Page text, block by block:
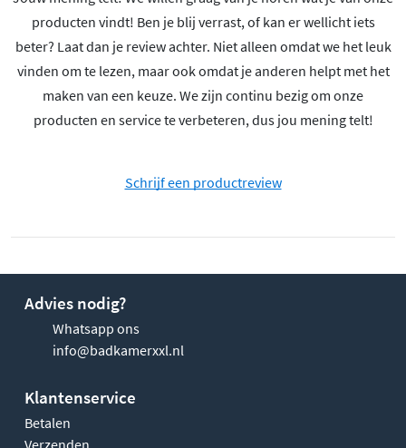
producten vindt! Ben je blij verrast, of kan er wellicht iets
beter? Laat dan je review achter. Niet alleen omdat we het leuk
vinden om te lezen, maar ook omdat je anderen helpt met het
maken van een keuze. We zijn continu bezig om onze
producten en service te verbeteren, dus jou mening telt!
Schrijf een productreview
Advies nodig?
Whatsapp ons
info@badkamerxxl.nl
Klantenservice
Betalen
Verzenden